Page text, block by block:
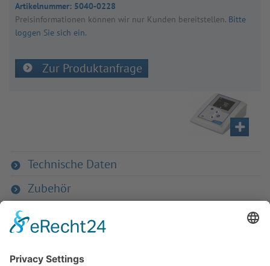
Artikelnummer: 5040-0228
Preis­in­for­ma­tio­nen kön­nen wir nur Kun­den bereit­stel­len. Bitte
loggen Sie sich ein.
Zur Produktanfrage
Technische Daten
Zubehör
Zurück zur Übersicht